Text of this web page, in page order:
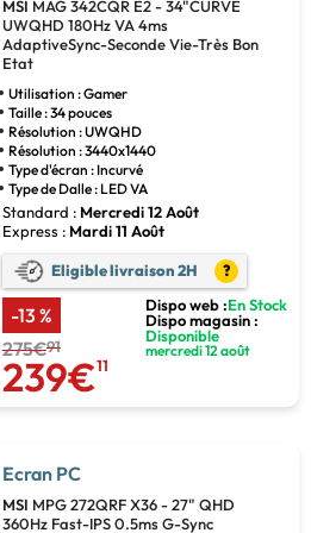
MSI MAG 342CQR E2 - 34"CURVE
UWQHD 180Hz VA 4ms
AdaptiveSync-Seconde Vie-Très Bon
Etat
Utilisation : Gamer
Taille : 34 pouces
Résolution : UWQHD
Résolution : 3440x1440
Type d'écran : Incurvé
Type de Dalle : LED VA
Standard : Mercredi 12 Août
Express : Mardi 11 Août
Eligible livraison 2H ?
-13 %
275€91
239€11
Dispo web :En Stock
Dispo magasin :
Disponible
mercredi 12 août
Ecran PC
MSI MPG 272QRF X36 - 27" QHD
360Hz Fast-IPS 0.5ms G-Sync